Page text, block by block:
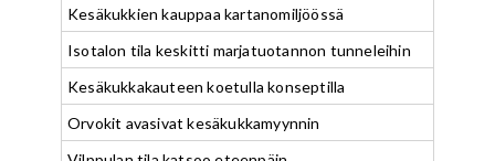
Kesäkukkien kauppaa kartanomiljöössä
Isotalon tila keskitti marjatuotannon tunneleihin
Kesäkukkakauteen koetulla konseptilla
Orvokit avasivat kesäkukkamyynnin